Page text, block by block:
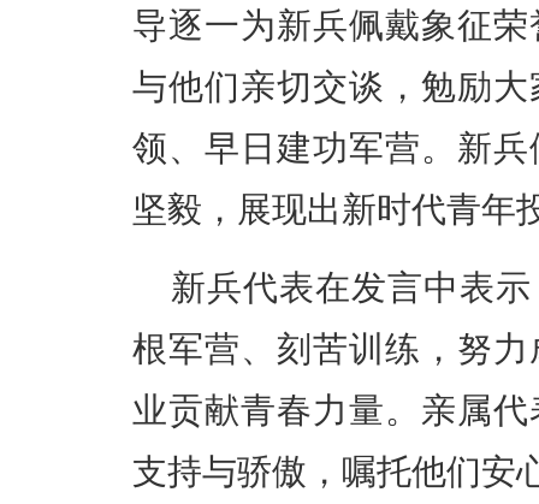
导逐一为新兵佩戴象征
与他们亲切交谈，勉励
领、早日建功军营。新
坚毅，展现出新时代青年
新兵代表在发言中表
根军营、刻苦训练，努
业贡献青春力量。亲属
支持与骄傲，嘱托他们安